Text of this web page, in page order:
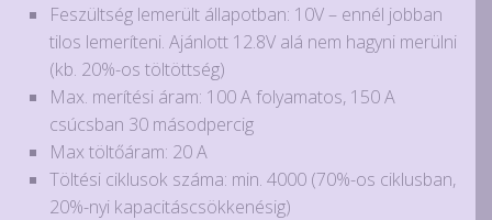
Feszültség lemerült állapotban: 10V – ennél jobban
tilos lemeríteni. Ajánlott 12.8V alá nem hagyni merülni
(kb. 20%-os töltöttség)
Max. merítési áram: 100 A folyamatos, 150 A
csúcsban 30 másodpercig
Max töltőáram: 20 A
Töltési ciklusok száma: min. 4000 (70%-os ciklusban,
20%-nyi kapacitáscsökkenésig)